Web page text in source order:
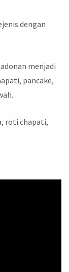
dengan
menjadi
pancake,
roti chapati,